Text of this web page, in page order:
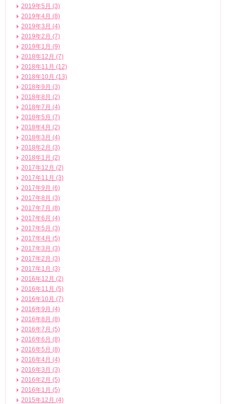
2019年5月 (3)
2019年4月 (8)
2019年3月 (4)
2019年2月 (7)
2019年1月 (9)
2018年12月 (7)
2018年11月 (12)
2018年10月 (13)
2018年9月 (3)
2018年8月 (2)
2018年7月 (4)
2018年5月 (7)
2018年4月 (2)
2018年3月 (4)
2018年2月 (3)
2018年1月 (2)
2017年12月 (2)
2017年11月 (3)
2017年9月 (6)
2017年8月 (3)
2017年7月 (8)
2017年6月 (4)
2017年5月 (3)
2017年4月 (5)
2017年3月 (3)
2017年2月 (3)
2017年1月 (3)
2016年12月 (2)
2016年11月 (5)
2016年10月 (7)
2016年9月 (4)
2016年8月 (8)
2016年7月 (5)
2016年6月 (8)
2016年5月 (8)
2016年4月 (4)
2016年3月 (3)
2016年2月 (5)
2016年1月 (5)
2015年12月 (4)